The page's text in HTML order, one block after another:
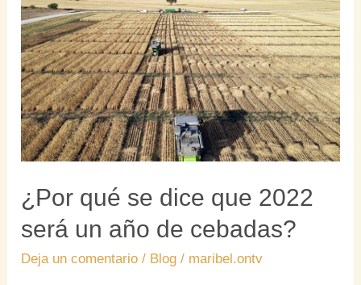
¿Por qué se dice que 2022
será un año de cebadas?
Deja un comentario / Blog / maribel.ontv
se
dice
que
2022
será
un
año
cebadas?